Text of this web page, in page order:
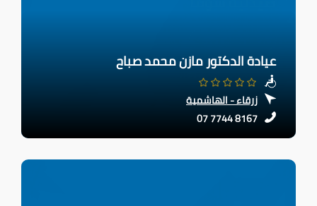
عيادة الدكتور مازن محمد صباح
زرقاء - الهاشمية
07 7744 8167